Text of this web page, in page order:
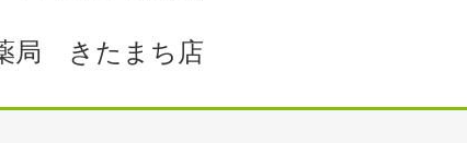
局 きたまち店